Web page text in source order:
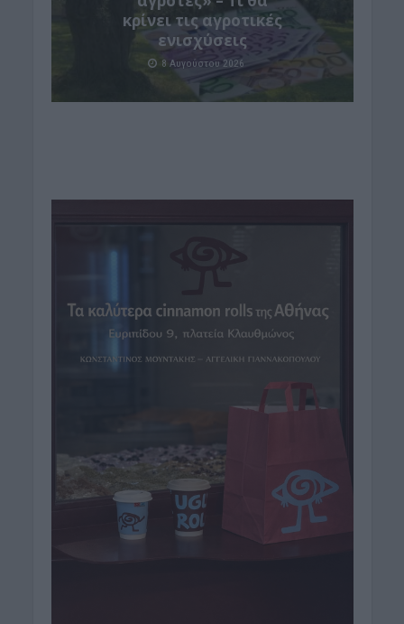
κρίνει τις αγροτικές
ενισχύσεις
8 Αυγούστου 2026